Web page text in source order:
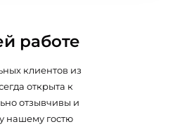
работе
клиентов из
открыта к
отзывчивы и
нашему гостю